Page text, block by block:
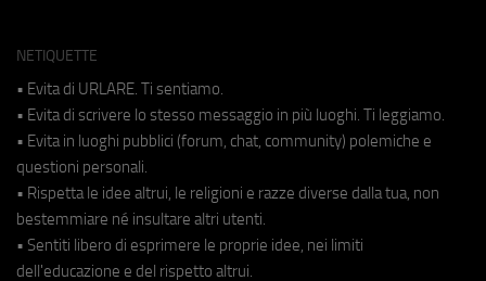
NETIQUETTE
• Evita di URLARE. Ti sentiamo.
• Evita di scrivere lo stesso messaggio in più luoghi. Ti leggiamo.
• Evita in luoghi pubblici (forum, chat, community) polemiche e
questioni personali.
• Rispetta le idee altrui, le religioni e razze diverse dalla tua, non
bestemmiare né insultare altri utenti.
• Sentiti libero di esprimere le proprie idee, nei limiti
dell'educazione e del rispetto altrui.